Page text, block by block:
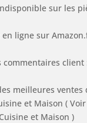
sur les
en ligne sur
commentaires client
meilleures ventes
et Maison (
et Maison )